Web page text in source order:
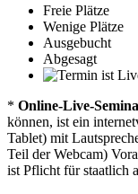
Freie Plätze
Wenige Plätze
Ausgebucht
Abgesagt
* Online-Live-
können, ist ein
Tablet) mit
Teil der Webcam)
ist Pflicht für staatlich